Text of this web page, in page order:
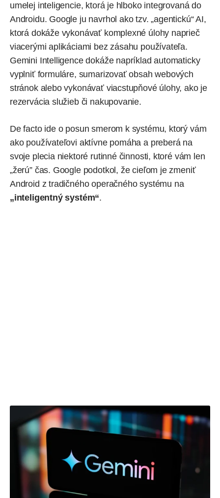
umelej inteligencie, ktorá je hlboko integrovaná do
Androidu. Google ju navrhol ako tzv. „agentickú“ AI,
ktorá dokáže vykonávať komplexné úlohy naprieč
viacerými aplikáciami bez zásahu používateľa.
Gemini Intelligence dokáže napríklad automaticky
vyplniť formuláre, sumarizovať obsah webových
stránok alebo vykonávať viacstupňové úlohy, ako je
rezervácia služieb či nakupovanie.
De facto ide o posun smerom k systému, ktorý vám
ako používateľovi aktívne pomáha a preberá na
svoje plecia niektoré rutinné činnosti, ktoré vám len
„žerú” čas. Google podotkol, že cieľom je zmeniť
Android z tradičného operačného systému na
„inteligentný systém“.